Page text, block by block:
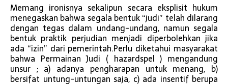
Memang ironisnya sekalipun secara eksplisit hukum
menegaskan bahwa segala bentuk “judi” telah dilarang
dengan tegas dalam undang-undang, namun segala
bentuk praktik perjudian menjadi diperbolehkan jika
ada “izin” dari pemerintah.Perlu diketahui masyarakat
bahwa Permainan Judi ( hazardspel ) mengandung
unsur ; a) adanya pengharapan untuk menang, b)
bersifat untung-untungan saja, c) ada insentif berupa